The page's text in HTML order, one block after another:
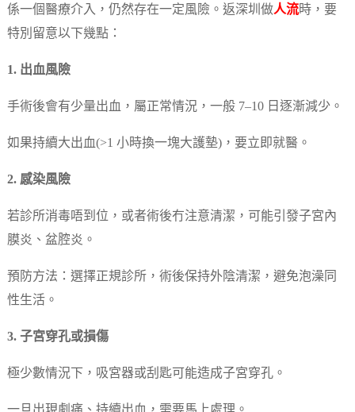
係一個醫療介入，仍然存在一定風險。返深圳做人流時，要
特別留意以下幾點：
1. 出血風險
手術後會有少量出血，屬正常情況，一般 7–10 日逐漸減少。
如果持續大出血(>1 小時換一塊大護墊)，要立即就醫。
2. 感染風險
若診所消毒唔到位，或者術後冇注意清潔，可能引發子宮內
膜炎、盆腔炎。
預防方法：選擇正規診所，術後保持外陰清潔，避免泡澡同
性生活。
3. 子宮穿孔或損傷
極少數情況下，吸宮器或刮匙可能造成子宮穿孔。